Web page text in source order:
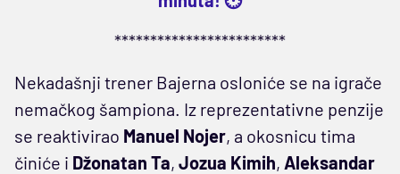
************************
Nekadašnji trener Bajerna osloniće se na igrače
nemačkog šampiona. Iz reprezentativne penzije
se reaktivirao Manuel Nojer, a okosnicu tima
činiće i Džonatan Ta, Jozua Kimih, Aleksandar